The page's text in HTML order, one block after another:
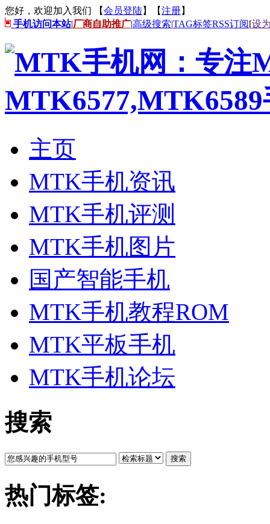
您好，欢迎加入我们 【会员登陆】【注册】
手机访问本站|厂商自助推广|高级搜索|TAG标签RSS订阅[设
主页
MTK手机资讯
MTK手机评测
MTK手机图片
国产智能手机
MTK手机教程ROM
MTK平板手机
MTK手机论坛
搜索
搜索
热门标签: